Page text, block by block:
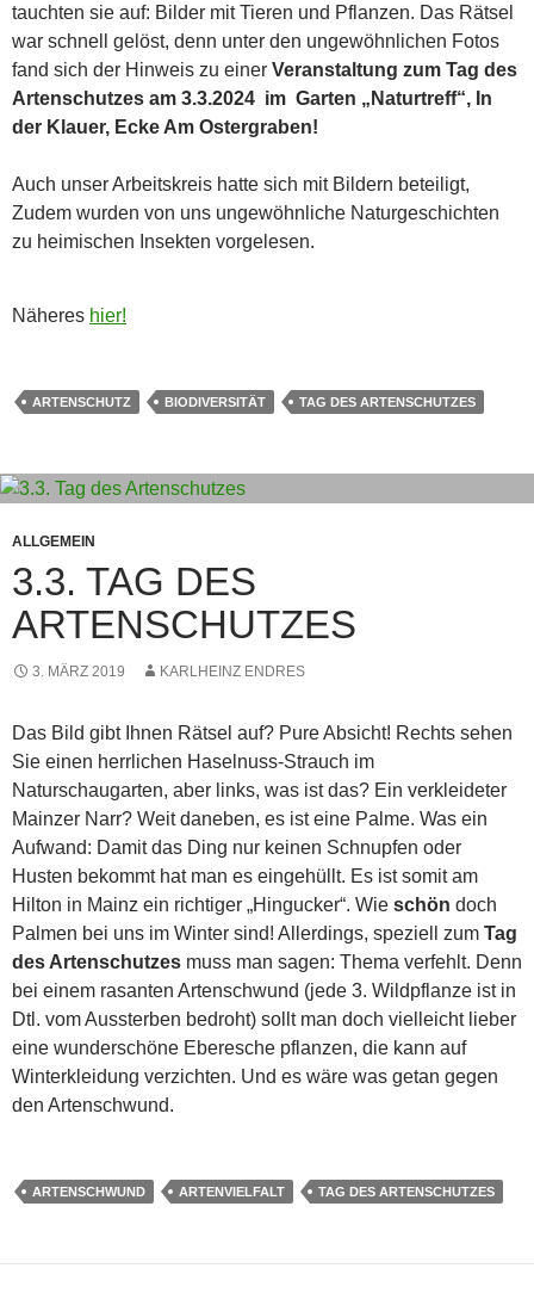
tauchten sie auf: Bilder mit Tieren und Pflanzen. Das Rätsel
war schnell gelöst, denn unter den ungewöhnlichen Fotos
fand sich der Hinweis zu einer Veranstaltung zum Tag des
Artenschutzes am 3.3.2024 im Garten „Naturtreff“, In
der Klauer, Ecke Am Ostergraben!
Auch unser Arbeitskreis hatte sich mit Bildern beteiligt,
Zudem wurden von uns ungewöhnliche Naturgeschichten
zu heimischen Insekten vorgelesen.
Näheres hier!
ARTENSCHUTZ BIODIVERSITÄT TAG DES ARTENSCHUTZES
ALLGEMEIN
3.3. TAG DES
ARTENSCHUTZES
3. MÄRZ 2019 KARLHEINZ ENDRES
Das Bild gibt Ihnen Rätsel auf? Pure Absicht! Rechts sehen
Sie einen herrlichen Haselnuss-Strauch im
Naturschaugarten, aber links, was ist das? Ein verkleideter
Mainzer Narr? Weit daneben, es ist eine Palme. Was ein
Aufwand: Damit das Ding nur keinen Schnupfen oder
Husten bekommt hat man es eingehüllt. Es ist somit am
Hilton in Mainz ein richtiger „Hingucker“. Wie schön doch
Palmen bei uns im Winter sind! Allerdings, speziell zum Tag
des Artenschutzes muss man sagen: Thema verfehlt. Denn
bei einem rasanten Artenschwund (jede 3. Wildpflanze ist in
Dtl. vom Aussterben bedroht) sollt man doch vielleicht lieber
eine wunderschöne Eberesche pflanzen, die kann auf
Winterkleidung verzichten. Und es wäre was getan gegen
den Artenschwund.
ARTENSCHWUND ARTENVIELFALT TAG DES ARTENSCHUTZES